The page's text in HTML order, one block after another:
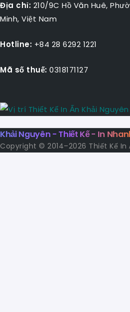
Địa chỉ: 210/9C Hồ Văn Huê,
Minh, Việt Nam
Hotline: +84 28 6292 1221
Mã số thuế: 0318171127
Khải Nguyên - Thiết Kế - In
Copyright © 2014–2026 Thiết Kế In